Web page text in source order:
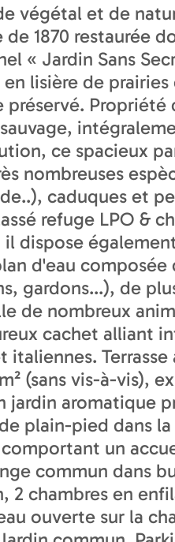
végétal et de
1870 restaurée
« Jardin Sans
lisière de
Propriété
ce spacieux
nombreuses
caduques et
refuge LPO &
il dispose
d'eau
gardons...), de
de nombreux
cachet alliant
italiennes.
(sans vis-à-vis),
jardin aromatique
plain-pied dans
un
commun dans
2 chambres en
ouverte sur la